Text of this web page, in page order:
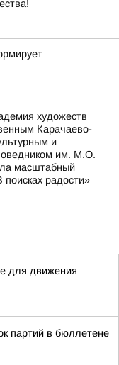
художеств
Карачаево-
и
им. М.О.
масштабный
радости»
для движения
партий в бюллетене